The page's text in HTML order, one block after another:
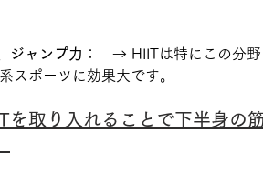
ジャンプ力 ：　→ HIITは特にこの分
スポーツに効果大です。
取り入れることで下半身の